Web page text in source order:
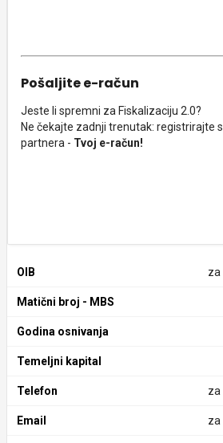
Pošaljite e-račun
Jeste li spremni za Fiskalizaciju 2.0?
Ne čekajte zadnji trenutak: registrirajte
partnera - Tvoj e-račun!
OIB za
Matični broj - MBS
Godina osnivanja
Temeljni kapital
Telefon za
Email za